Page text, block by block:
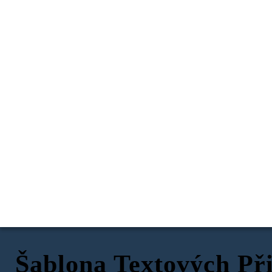
Šablona Textových